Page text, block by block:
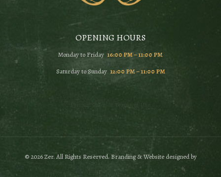
OPENING HOURS
Monday to Friday 16:00 PM – 11:00 PM
Saturday to Sunday 12:00 PM – 11:00 PM
© 2026 Zer. All Rights Reserved. Branding & Website designed by